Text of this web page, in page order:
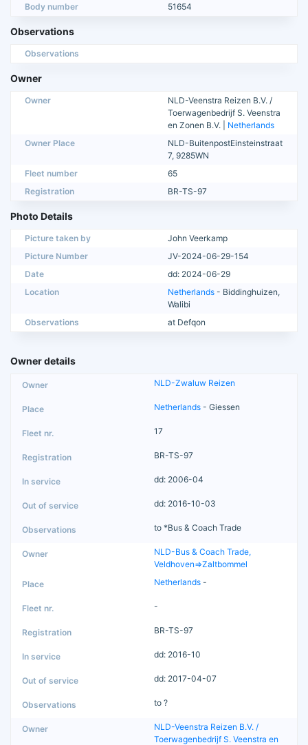
Body number
51654
Observations
Observations
Owner
Owner
NLD-Veenstra Reizen B.V. /
Toerwagenbedrijf S. Veenstra
en Zonen B.V. | Netherlands
Owner Place
NLD-BuitenpostEinsteinstraat
7, 9285WN
Fleet number
65
Registration
BR-TS-97
Photo Details
Picture taken by
John Veerkamp
Picture Number
JV-2024-06-29-154
Date
dd: 2024-06-29
Location
Netherlands - Biddinghuizen,
Walibi
Observations
at Defqon
Owner details
NLD-Zwaluw Reizen
Netherlands - Giessen
17
BR-TS-97
dd: 2006-04
dd: 2016-10-03
to *Bus & Coach Trade
NLD-Bus & Coach Trade,
Veldhoven=>Zaltbommel
Netherlands -
-
BR-TS-97
dd: 2016-10
dd: 2017-04-07
to ?
NLD-Veenstra Reizen B.V. /
Toerwagenbedrijf S. Veenstra en